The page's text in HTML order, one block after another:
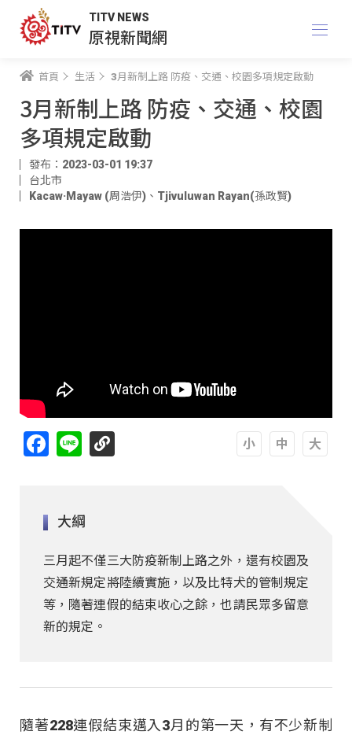
TITV NEWS
原視新聞網
首頁 生活 3月新制上路 防疫、交通、校園多項規定啟動
3月新制上路 防疫、交通、校園
多項規定啟動
發布：2023-03-01 19:37
台北市
Kacaw·Mayaw (周浩伊) 、 Tjivuluwan Rayan(孫政賢)
Facebook
Line
大綱
三月起不僅三大防疫新制上路之外，還有校園及
交通新規定將陸續實施，以及比特犬的管制規定
等，隨著連假的結束收心之餘，也請民眾多留意
新的規定。
隨著228連假結束邁入3月的第一天，有不少新制